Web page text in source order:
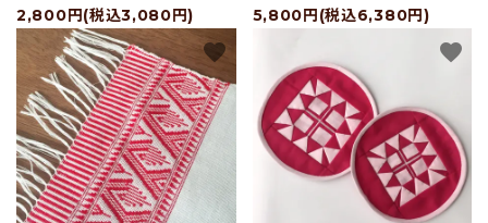
店舗情報
パートナーブランド
ショップブログ
- ご利用ガイド
- まとめ買いでお得
2,800円(税込3,080円)
5,800円(税込6,380円)
favorite favorite